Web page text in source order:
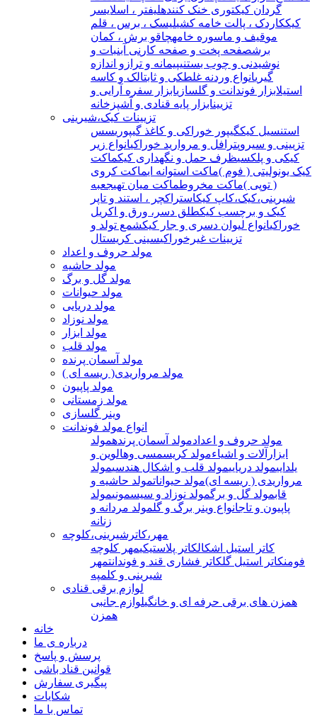
گردان کیکتوری خنک کنندهلیفتر ، اسلایسر
کیککاردک ، پالت خامه کشیلیسک ، برس ، قلم
موقیف و ماسوره خامهچاقو برش ، کمان
برشصفحه پخت و صفحه کار نی آبنبات و
نوشیدنی و چوب بستنیپیمانه و ترازو اندازه
گیریانواع وردنه غلطکی و ثابتالک و کاسه
استیلابزار فوندانت و گلسازیابزار سفره آرایی و
تزیینابزار پایه قنادی و آشپزخانه
تزیینات کیک،شیرینی
استنسیل کیکگیپور خوراکی و کاغذ گیپوریسس
تزیینی و سیروپترافل و مروارید خوراکیانواع زیر
کیکی و پلکسیظرف حمل و نگهداری کیکماکت
کیک یونولیتی ( فوم )ماکت استوانه ایماکت کروی
( توپی )ماکت مخروطماکت میان تهیجعبه
شیرینی،کیک،کاپ کیکاستراکچر ، استند و تاپر
کیک و برچسب کیکطلق دسر، ورق و اکریل
خوراکیانواع لیوان دسری و جار کیکشمع تولد و
تزیینات غیرخوراکیسینی کریستال
مولد حروف و اعداد
مولد حاشیه
مولد گل و برگ
مولد حیوانات
مولد دریایی
مولد نوزاد
مولد ابزار
مولد قلب
مولد آسمان پرنده
مولد مرواریدی( ریسه ای )
مولد پاپیون
مولد زمستانی
وینر گلسازی
انواع مولد فوندانت
مولد حروف و اعدادمولد آسمان پرندهمولد
ابزارآلات و اشیاءمولد کریسمسی وهالوین و
یلداییمولد دریاییمولد قلب و اشکال هندسیمولد
مرواریدی ( ریسه ای)مولد حیواناتمولد حاشیه و
قابمولد گل و برگمولد نوزاد و سیسمونیمولد
پاپیون و تاجانواع وینر برگ و گلمولد مردانه و
زنانه
مهر،کاترشیرینی،کلوچه
کاتر استیل اشکالکاتر پلاستیکیمهر کلوچه
فومنکاتر استیل گلکاتر فشاری قند و فوندانتمهر
شیرینی و کلمپه
لوازم برقی قنادی
همزن های برقی حرفه ای و خانگیلوازم جانبی
همزن
خانه
درباره ی ما
پرسش و پاسخ
قوانین قناد باشی
پیگیری سفارش
شکایات
تماس با ما